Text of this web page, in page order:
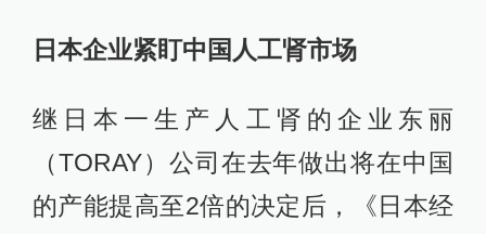
日本企业紧盯中国人工肾市场
继日本一生产人工肾的企业东丽
（TORAY）公司在去年做出将在中国
的产能提高至2倍的决定后，《日本经